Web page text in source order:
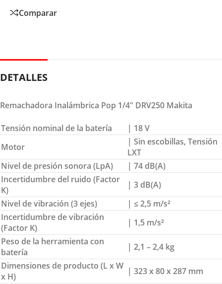
Comparar
DETALLES
Remachadora Inalámbrica Pop 1/4″ DRV250 Makita
Tensión nominal de la batería
| 18 V
Motor
| Sin escobillas, Tensión
LXT
Nivel de presión sonora (LpA)
| 74 dB(A)
Incertidumbre del ruido (Factor
K)
| 3 dB(A)
Nivel de vibración (3 ejes)
| ≤ 2,5 m/s²
Incertidumbre de vibración
(Factor K)
| 1,5 m/s²
Peso de la herramienta con
batería
| 2,1 – 2,4 kg
Dimensiones de producto (L x W
x H)
| 323 x 80 x 287 mm